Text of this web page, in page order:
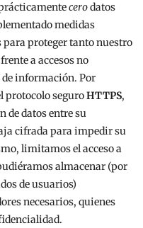
cerodatos
medidas
proteger tanto nuestro
a accesos no
información. Por
protocolo seguroHTTPS,
de datos entre su
cifrada para impedir su
limitamos el acceso a
almacenar (por
de usuarios)
necesarios, quienes